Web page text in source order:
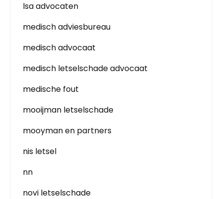
lsa advocaten
medisch adviesbureau
medisch advocaat
medisch letselschade advocaat
medische fout
mooijman letselschade
mooyman en partners
nis letsel
nn
novi letselschade